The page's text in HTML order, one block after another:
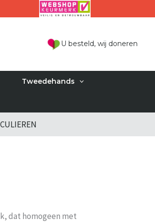
U besteld, wij doneren
Tweedehands
dat homogeen met